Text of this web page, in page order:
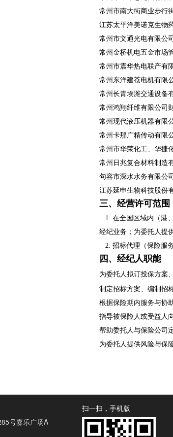
常州市南大街商业步行
江苏太平洋美诺克生物
常州市文通光电有限公
常州金桥机电五金市场
常州市震华热电联产有
常州东洋建苍电机有限
常州长青埃潍交通设备
常州鸿翔纤维有限公司
常州现代液压机器有限
常州卡那广精传动有限
常州市华荣化工、华捷
常州日兆复合材料制造
句容市深水水务有限公
江苏延申生物科技股份
三、经营许可范围
1. 在全国区域内（港
经纪业务；为委托人提
2. 招标代理（保险服务
四、经纪人职能
为委托人拟订投保方案
制定招标方案、编制招
根据保险期内服务与协
指导被保险人或受益人
帮助委托人与保险公司
为委托人提供风险与保
号嘉乐广场A
扫一扫，手机版